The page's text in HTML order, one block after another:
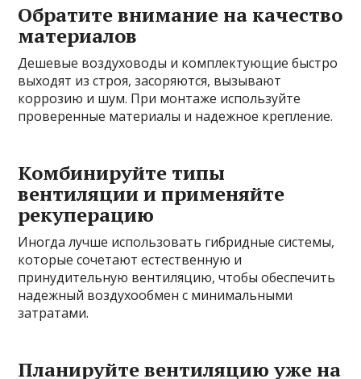
Обратите внимание на качество
материалов
Дешевые воздуховоды и комплектующие быстро
выходят из строя, засоряются, вызывают
коррозию и шум. При монтаже используйте
проверенные материалы и надежное крепление.
Комбинируйте типы
вентиляции и применяйте
рекуперацию
Иногда лучше использовать гибридные системы,
которые сочетают естественную и
принудительную вентиляцию, чтобы обеспечить
надежный воздухообмен с минимальными
затратами.
Планируйте вентиляцию уже на